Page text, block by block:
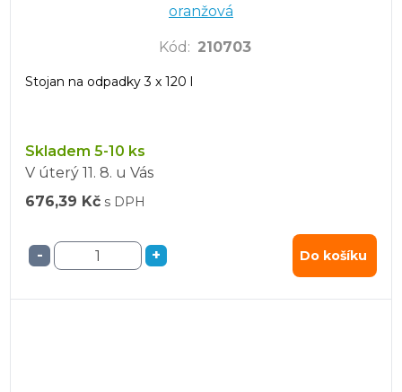
oranžová
Kód : 210703
Stojan na odpadky 3 x 120 l
Skladem 5-10 ks
V úterý 11. 8. u Vás
676,39 Kč s DPH
- + Do košíku